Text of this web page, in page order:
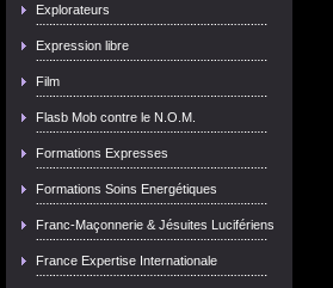
Explorateurs
Expression libre
Film
Flasb Mob contre le N.O.M.
Formations Expresses
Formations Soins Energétiques
Franc-Maçonnerie & Jésuites Lucifériens
France Expertise Internationale